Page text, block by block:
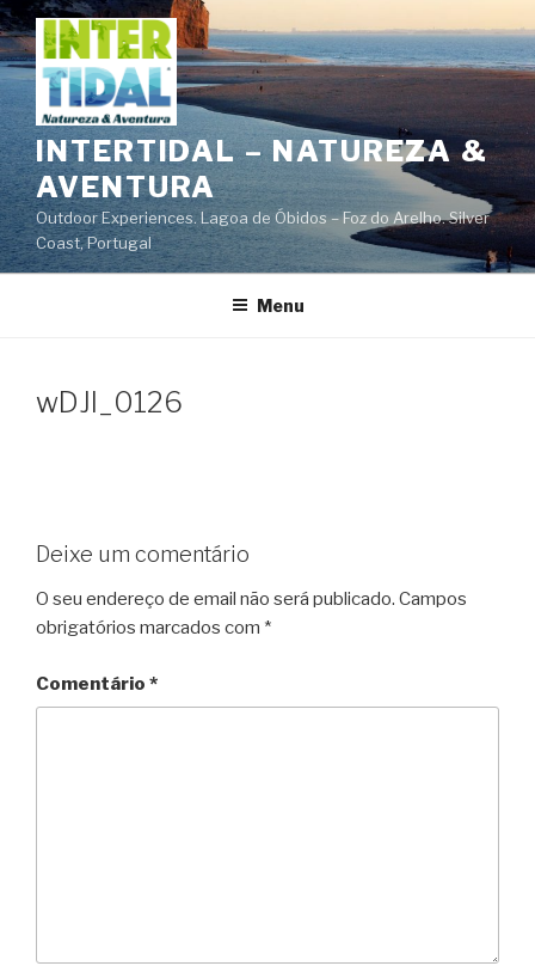
Saltar
para
o
conteúdo
INTERTIDAL – NATUREZA &
AVENTURA
Outdoor Experiences. Lagoa de Óbidos – Foz do Arelho. Silver
Coast, Portugal
Menu
wDJI_0126
Deixe um comentário
O seu endereço de email não será publicado. Campos
obrigatórios marcados com *
Comentário *